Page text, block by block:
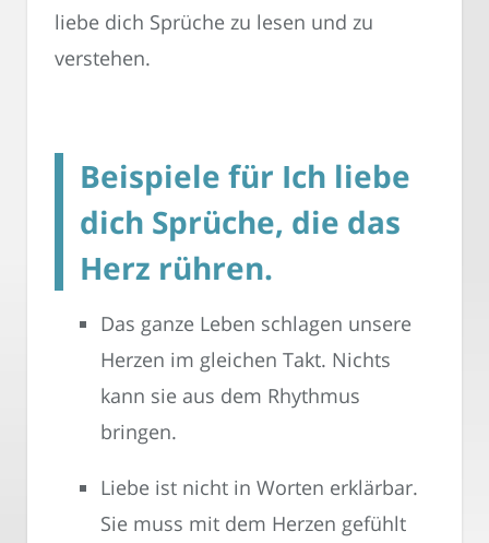
liebe dich Sprüche zu lesen und zu
verstehen.
Beispiele für Ich liebe
dich Sprüche, die das
Herz rühren.
Das ganze Leben schlagen unsere
Herzen im gleichen Takt. Nichts
kann sie aus dem Rhythmus
bringen.
Liebe ist nicht in Worten erklärbar.
Sie muss mit dem Herzen gefühlt